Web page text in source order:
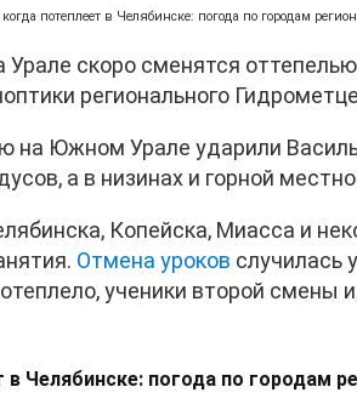
потеплеет в Челябинске: погода по городам
скоро сменятся
регионального
на Южном Урале ударили
а в низинах и горной
Копейска, Миасса и
Отмена уроков случилась
ученики второй смены
Челябинске: погода по городам